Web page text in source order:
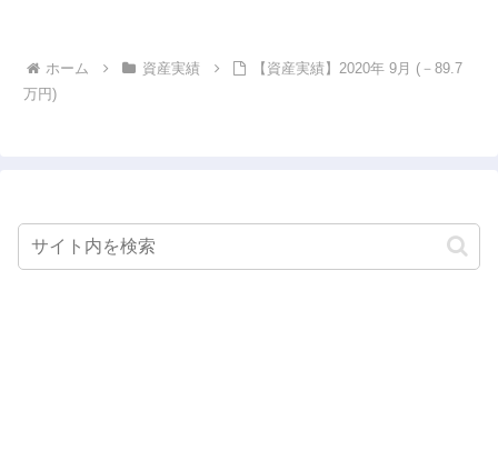
ホーム 資産実績
【資産実績】2020年 9月 (－89.7
万円)